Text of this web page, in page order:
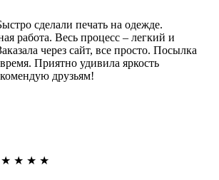
сделали печать на одежде.
работа. Весь процесс – легкий и
через сайт, все просто. Посылка
Приятно удивила яркость
друзьям!
★ ★ ★ ★